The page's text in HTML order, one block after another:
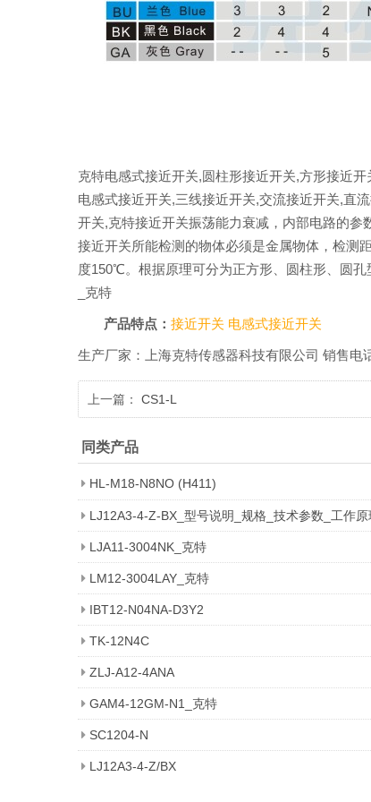
克特电感式接近开关,圆柱形接近开关,方形接近
电感式接近开关,三线接近开关,交流接近开关,直
开关,克特接近开关振荡能力衰减，内部电路的
接近开关所能检测的物体必须是金属物体，检测
度150℃。根据原理可分为正方形、圆柱形、圆
_克特
产品特点：接近开关 电感式接近开关
生产厂家：上海克特传感器科技有限公司 销售电
上一篇： CS1-L
同类产品
HL-M18-N8NO (H411)
LJ12A3-4-Z-BX_型号说明_规格_技术参数_工作
LJA11-3004NK_克特
LM12-3004LAY_克特
IBT12-N04NA-D3Y2
TK-12N4C
ZLJ-A12-4ANA
GAM4-12GM-N1_克特
SC1204-N
LJ12A3-4-Z/BX